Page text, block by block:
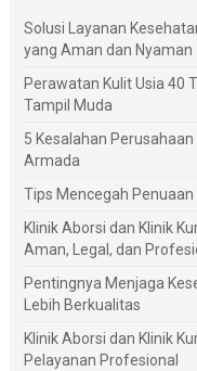
Solusi Layanan
yang Aman dan Nyaman
Perawatan Kulit Usia 40
Tampil Muda
5 Kesalahan
Armada
Tips Mencegah
Klinik Aborsi dan Klinik
Aman, Legal, dan
Pentingnya Menjaga
Lebih Berkualitas
Klinik Aborsi dan Klinik
Pelayanan Profesional